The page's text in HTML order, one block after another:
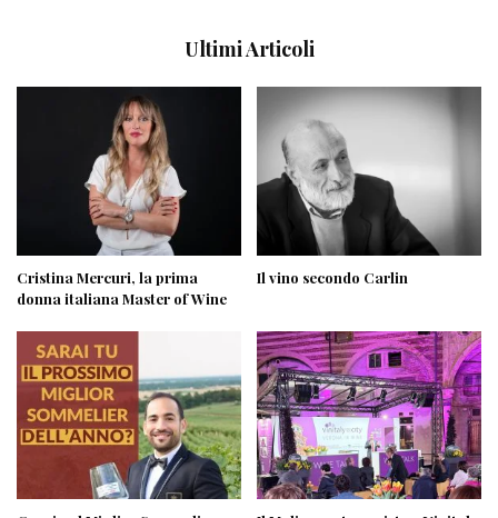
Ultimi Articoli
Cristina Mercuri, la prima
donna italiana Master of Wine
Il vino secondo Carlin